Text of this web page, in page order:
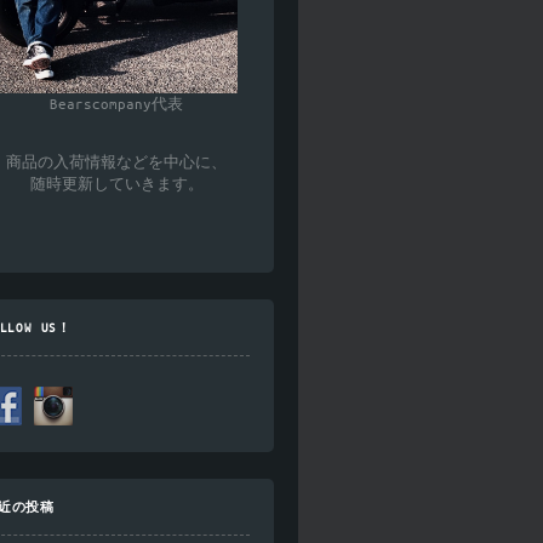
Bearscompany代表
商品の入荷情報などを中心に、
随時更新していきます。
US！
の投稿